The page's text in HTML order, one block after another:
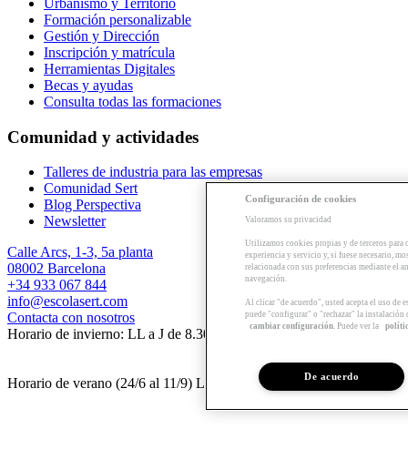
Formación personalizable
Gestión y Dirección
Inscripción y matrícula
Herramientas Digitales
Becas y ayudas
Consulta todas las formaciones
Comunidad y actividades
Talleres de industria para las empresas
Comunidad Sert
Blog Perspectiva
Newsletter
Calle Arcs, 1-3, 5a planta
08002 Barcelona
+34 933 067 844
info@escolasert.com
Contacta con nosotros
Horario de invierno: LL a J de 8.30 a 16.30 h / V de 8.30 a 14 h.
Horario de verano (24/6 al 11/9) LL a V de 8.30 a 14 h.
Configuración de cookies
Valoramos su privacidad
Utilizamos cookies propias y de terceros para
experiencia y servicio y, si fuese necesario,
relacionada con sus preferencias mediante el
navegación.
Al clicar "de acuerdo", usted acepta el uso de
puede "configurar" o "rechazar" la instalación
cambiar configuración. Puede ver la
De acuerdo